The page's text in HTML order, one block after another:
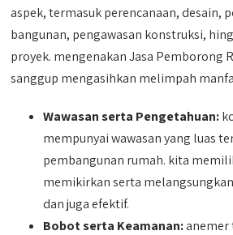
aspek, termasuk perencanaan, desain,
bangunan, pengawasan konstruksi,
proyek. mengenakan Jasa Pemborong
sanggup mengasihkan melimpah
Wawasan serta Pengetahuan:
mempunyai wawasan yang luas
pembangunan rumah. kita
memikirkan serta
dan juga efektif.
Bobot serta Keamanan:anemer